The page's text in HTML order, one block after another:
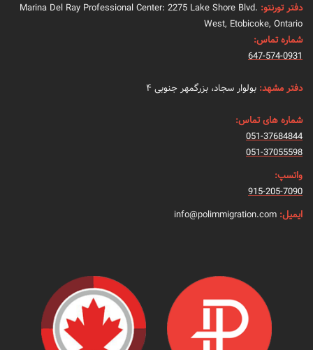
دفتر تورنتو: Marina Del Ray Professional Center: 2275 Lake Shore Blvd.
West, Etobicoke, Ontario
شماره تماس:
647-574-0931
دفتر مشهد: بولوار سجاد، بزرگمهر جنوبی ۴
شماره های تماس:
051-37684844
051-37055598
واتسپ:
915-205-7090
ایمیل: